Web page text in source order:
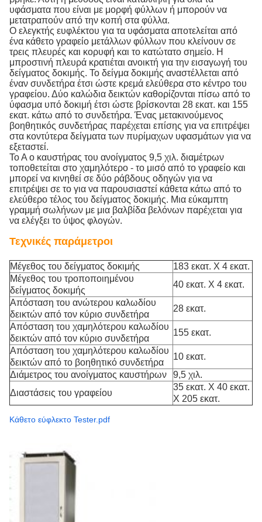
υφάσματα που είναι με μορφή φύλλων ή μπορούν να
μετατραπούν από την κοπή στα φύλλα.
Ο ελεγκτής ευφλέκτου για τα υφάσματα αποτελείται από
ένα κάθετο γραφείο μετάλλων φύλλων που κλείνουν σε
τρεις πλευρές και κορυφή και το κατώτατο σημείο. Η
μπροστινή πλευρά κρατιέται ανοικτή για την εισαγωγή του
δείγματος δοκιμής. Το δείγμα δοκιμής αναστέλλεται από
έναν συνδετήρα έτσι ώστε κρεμά ελεύθερα στο κέντρο του
γραφείου. Δύο καλώδια δεικτών καθορίζονται πίσω από το
ύφασμα υπό δοκιμή έτσι ώστε βρίσκονται 28 εκατ. και 155
εκατ. κάτω από το συνδετήρα. Ένας μετακινούμενος
βοηθητικός συνδετήρας παρέχεται επίσης για να επιτρέψει
στα κοντύτερα δείγματα των πυρίμαχων υφασμάτων για να
εξεταστεί.
Το Α ο καυστήρας του ανοίγματος 9,5 χιλ. διαμέτρων
τοποθετείται στο χαμηλότερο - το μισό από το γραφείο και
μπορεί να κινηθεί σε δύο ράβδους οδηγών για να
επιτρέψει σε το για να παρουσιαστεί κάθετα κάτω από το
ελεύθερο τέλος του δείγματος δοκιμής. Μια εύκαμπτη
γραμμή σωλήνων με μια βαλβίδα βελόνων παρέχεται για
να ελέγξει το ύψος φλογών.
Τεχνικές παράμετροι
Μέγεθος του δείγματος δοκιμής
183 εκατ. Χ 4 εκατ.
Μέγεθος του τροποποιημένου
δείγματος δοκιμής
40 εκατ. Χ 4 εκατ.
Απόσταση του ανώτερου καλωδίου
δεικτών από τον κύριο συνδετήρα
28 εκατ.
Απόσταση του χαμηλότερου καλωδίου
δεικτών από τον κύριο συνδετήρα
155 εκατ.
Απόσταση του χαμηλότερου καλωδίου
δεικτών από το βοηθητικό συνδετήρα
10 εκατ.
Διάμετρος του ανοίγματος καυστήρων
9,5 χιλ.
Διαστάσεις του γραφείου
35 εκατ. Χ 40 εκατ.
Χ 205 εκατ.
Κάθετο εύφλεκτο Tester.pdf